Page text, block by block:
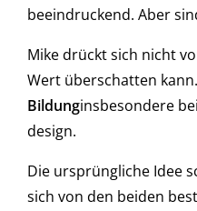
beeindruckend. Aber
Mike drückt sich nicht
Wert überschatten
Bildunginsbesondere
design.
Die ursprüngliche Idee
sich von den beiden